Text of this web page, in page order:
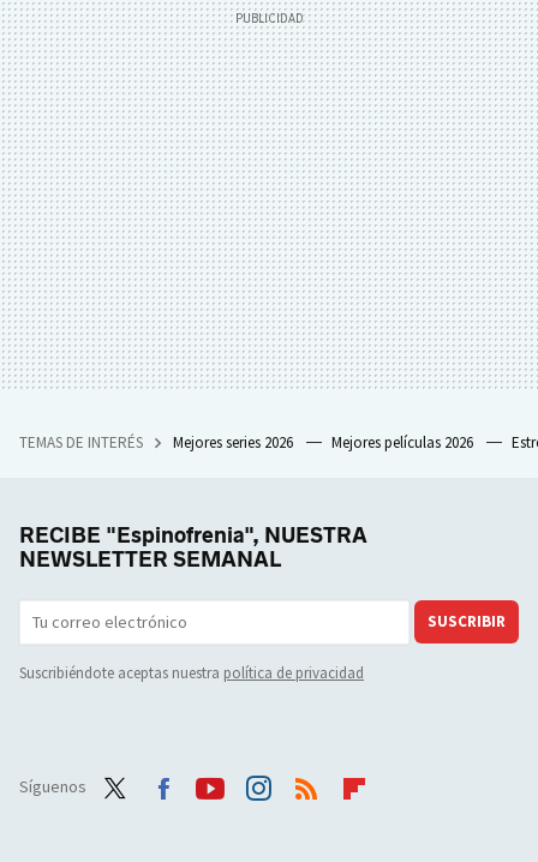
TEMAS DE INTERÉS Mejores series 2026 Mejores películas 2026
RECIBE "Espinofrenia", NUESTRA
NEWSLETTER SEMANAL
SUSCRIBIR
Suscribiéndote aceptas nuestra política de privacidad
Síguenos